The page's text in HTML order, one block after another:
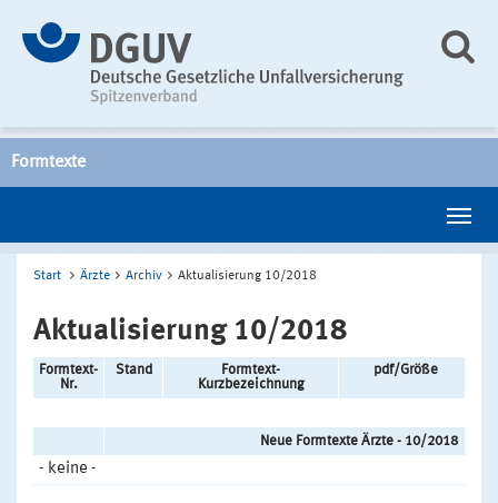
Formtexte
Start Ärzte Archiv Aktualisierung 10/2018
Aktualisierung 10/2018
Formtext-
Nr.
Stand
Formtext-
Kurzbezeichnung
pdf/Größe
Neue Formtexte Ärzte - 10/2018
- keine -